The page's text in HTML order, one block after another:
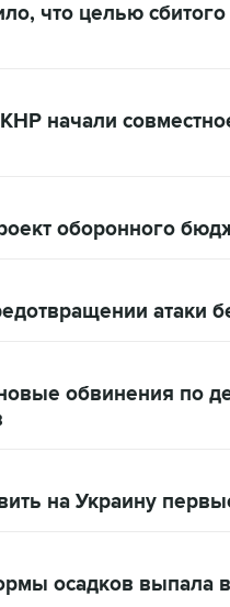
что целью
начали
оборонного
атаки
обвинения по
на Украину
осадков выпала